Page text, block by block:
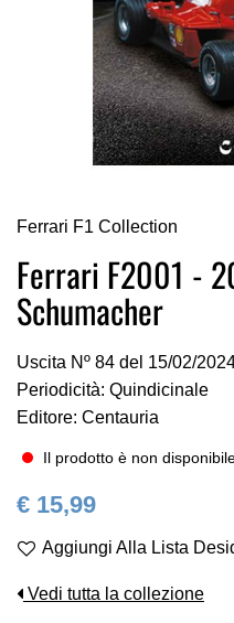
all'inizio
della
galleria
di
immagini
Ferrari F1 Collection
Ferrari F2001 -
Schumacher
Uscita Nº 84 del 15/02/
Periodicità: Quindicinale
Editore: Centauria
Il prodotto è non
€ 15,99
Aggiungi Alla Lista
Vedi tutta la collezione